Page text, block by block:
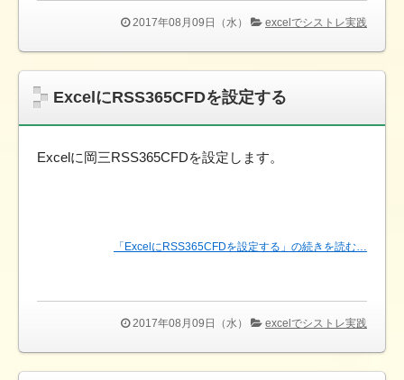
2017年08月09日（水） excelでシストレ実践
ExcelにRSS365CFDを設定する
Excelに岡三RSS365CFDを設定します。
「ExcelにRSS365CFDを設定する」の続きを読む…
2017年08月09日（水） excelでシストレ実践